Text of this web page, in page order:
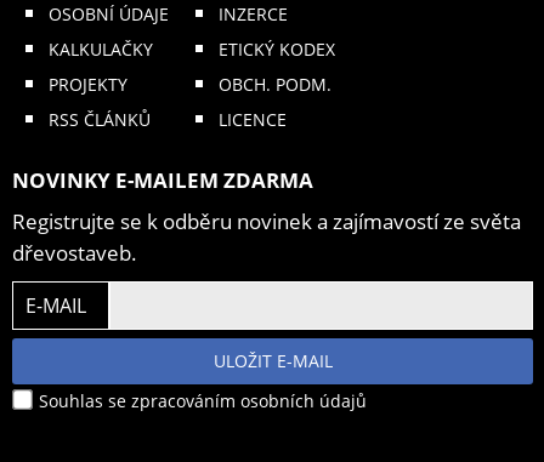
OSOBNÍ ÚDAJE
KALKULAČKY
PROJEKTY
RSS ČLÁNKŮ
INZERCE
ETICKÝ KODEX
OBCH. PODM.
LICENCE
NOVINKY E-MAILEM ZDARMA
Registrujte se k odběru novinek a zajímavostí ze světa
dřevostaveb.
E-MAIL
ULOŽIT E-MAIL
Souhlas se zpracováním osobních údajů